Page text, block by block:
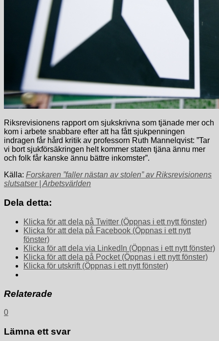
Riksrevisionens rapport om sjukskrivna som tjänade mer och
kom i arbete snabbare efter att ha fått sjukpenningen
indragen får hård kritik av professorn Ruth Mannelqvist: ”Tar
vi bort sjukförsäkringen helt kommer staten tjäna ännu mer
och folk får kanske ännu bättre inkomster”.
Källa: Forskaren ”faller nästan av stolen” av Riksrevisionens
slutsatser | Arbetsvärlden
Dela detta:
Klicka för att dela på Twitter (Öppnas i ett nytt fönster)
Klicka för att dela på Facebook (Öppnas i ett nytt
fönster)
Klicka för att dela via LinkedIn (Öppnas i ett nytt fönster)
Klicka för att dela på Pocket (Öppnas i ett nytt fönster)
Klicka för utskrift (Öppnas i ett nytt fönster)
Relaterade
0
Lämna ett svar